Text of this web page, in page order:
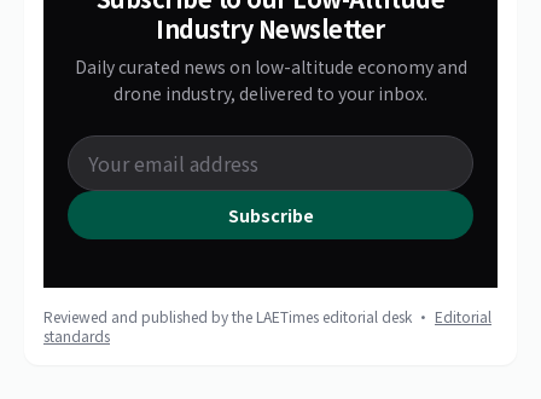
Industry Newsletter
Daily curated news on low-altitude economy and
drone industry, delivered to your inbox.
Subscribe
Reviewed and published by the LAETimes editorial desk · Editorial
standards